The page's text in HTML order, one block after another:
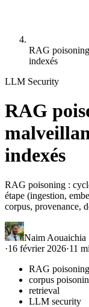
RAG
indexés
LLM Security
RAG
indexés
RAG poisoning :
étape (ingestion,
corpus, provenance,
Naim Aouaichia
·16 février 2026·11
RAG poisoning
corpus
retrieval
LLM security